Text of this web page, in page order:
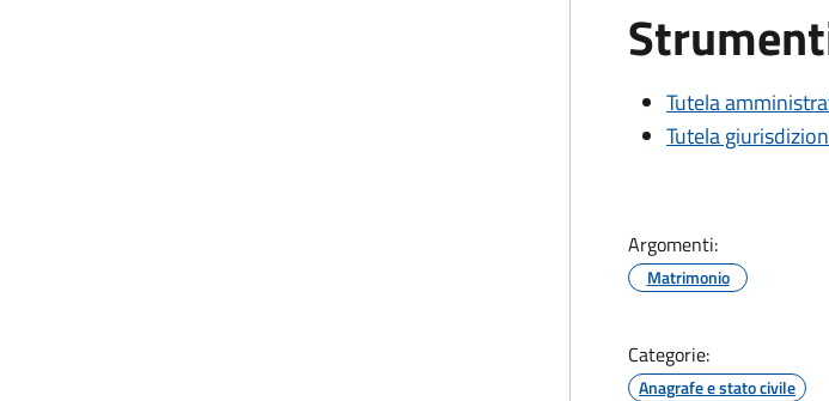
Tutela
Tutela
Argomenti:
Matrimonio
Categorie:
Anagrafe e stato civile